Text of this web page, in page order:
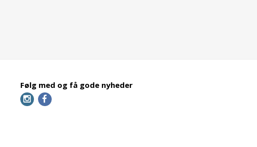
Følg med og få gode nyheder